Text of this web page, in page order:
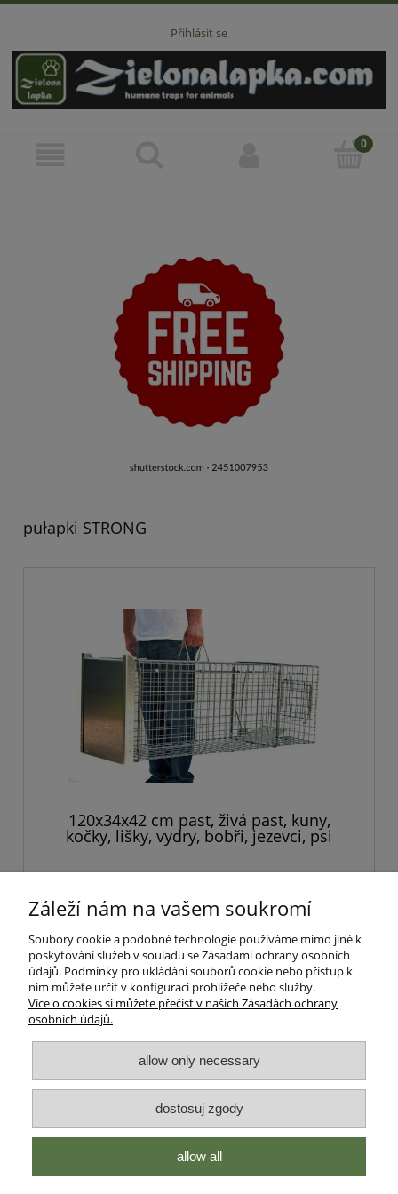
Přihlásit se
pułapki STRONG
120x34x42 cm past, živá past, kuny,
kočky, lišky, vydry, bobři, jezevci, psi
jednovchodová, velmi pevná - řada
STRONG
vložit do košíku
Pravidla
Platba a doručení
Zielonałapka
Záleží nám na vašem soukromí
Soubory cookie a podobné technologie používáme mimo jiné k
poskytování služeb v souladu se Zásadami ochrany osobních
údajů. Podmínky pro ukládání souborů cookie nebo přístup k
nim můžete určit v konfiguraci prohlížeče nebo služby.
Více o cookies si můžete přečíst v našich Zásadách ochrany
osobních údajů.
allow only necessary
dostosuj zgody
allow all